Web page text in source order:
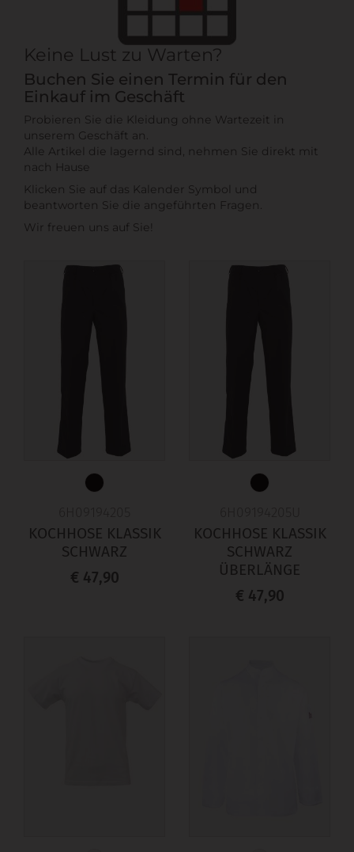
Keine Lust zu Warten?
Buchen Sie einen Termin für den
Einkauf im Geschäft
Probieren Sie die Kleidung ohne Wartezeit in
unserem Geschäft an.
Alle Artikel die lagernd sind, nehmen Sie direkt mit
nach Hause
Klicken Sie auf das Kalender Symbol und
beantworten Sie die angeführten Fragen.
Wir freuen uns auf Sie!
KOCHHOSE KLASSIK
SCHWARZ
€ 47,90
KOCHHOSE KLASSIK
SCHWARZ
ÜBERLÄNGE
€ 47,90